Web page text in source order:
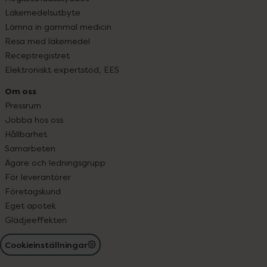
Läkemedelsutbyte
Lämna in gammal medicin
Resa med läkemedel
Receptregistret
Elektroniskt expertstöd, EES
Om oss
Pressrum
Jobba hos oss
Hållbarhet
Samarbeten
Ägare och ledningsgrupp
För leverantörer
Företagskund
Eget apotek
Glädjeeffekten
Cookieinställningar